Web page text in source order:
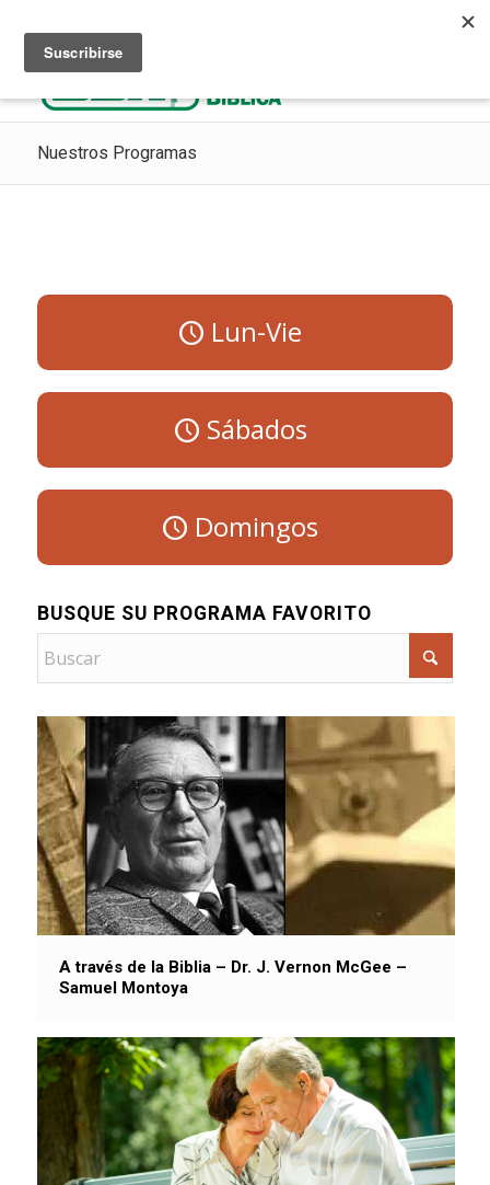
Nuestros Programas
Lun-Vie
Sábados
Domingos
BUSQUE SU PROGRAMA FAVORITO
A través de la Biblia – Dr. J. Vernon McGee –
Samuel Montoya